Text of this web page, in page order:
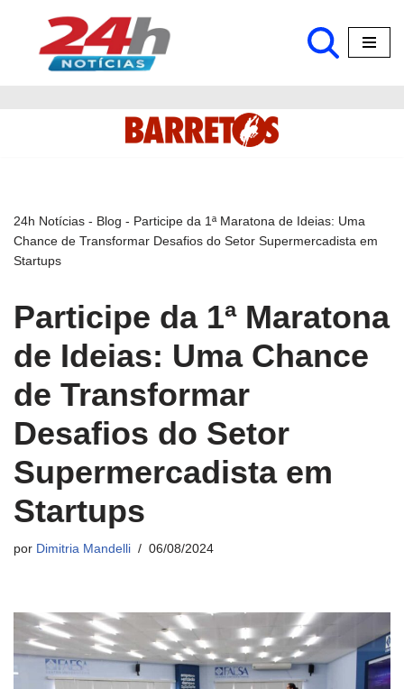
Pular
24h Notícias - Blog - Participe da 1ª Maratona de Ideias: Uma
Chance de Transformar Desafios do Setor Supermercadista em
Startups
Participe da 1ª Maratona
de Ideias: Uma Chance
de Transformar
Desafios do Setor
Supermercadista em
Startups
por Dimitria Mandelli 06/08/2024